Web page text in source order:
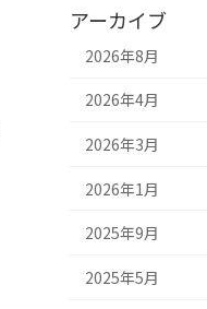
アーカイブ
2026年8月
2026年4月
2026年3月
2026年1月
2025年9月
2025年5月